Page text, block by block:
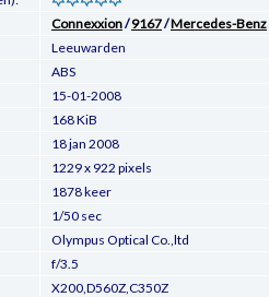
Connexxion/9167/Mercedes-Benz
Leeuwarden
ABS
15-01-2008
168 KiB
18 jan 2008
1229 x 922 pixels
1878 keer
1/50 sec
Olympus Optical Co.,ltd
f/3.5
X200,D560Z,C350Z